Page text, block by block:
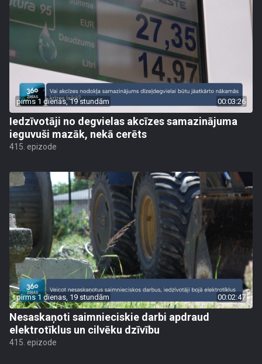
pirms 1 dienas, 19 stundām 00:03:26
Iedzīvotāji no degvielas akcīzes samazinājuma
ieguvuši mazāk, nekā cerēts
415. epizode
pirms 1 dienas, 19 stundām 00:02:47
Nesaskaņoti saimnieciskie darbi apdraud
elektrotīklus un cilvēku dzīvību
415. epizode